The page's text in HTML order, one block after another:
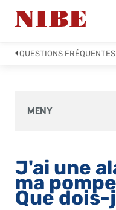
QUESTIONS FRÉQUENTES
MENY
J'ai une
ma
Que